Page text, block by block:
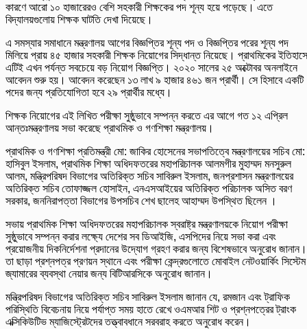
কারণে আরো ১০ হাজারেরও বেশি সহকারী শিক্ষকের পদ শূন্য হয়ে পড়েছে। এতে
বিদ্যালয়গুলোয় শিক্ষক ঘাটতি দেখা দিয়েছে।
এ সমস্যার সমাধানে মন্ত্রণালয় আগের বিজ্ঞপ্তির শূন্য পদ ও বিজ্ঞপ্তির পরের শূন্য পদ
মিলিয়ে প্রায় ৪৫ হাজার সহকারী শিক্ষক নিয়োগের সিদ্ধান্ত নিয়েছে। প্রাথমিকের ইতিহাসে
এটিই এখন পর্যন্ত সবচেয়ে বড় নিয়োগ বিজ্ঞপ্তি। ২০২০ সালের ২৫ অক্টোবর অনলাইনে
আবেদন শুরু হয়। আবেদন করেছেন ১৩ লাখ ৯ হাজার ৪৬১ জন প্রার্থী। সে হিসাবে একটি
পদের জন্য প্রতিযোগিতা হবে ২৯ প্রার্থীর মধ্যে।
শিক্ষক নিয়োগের এই লিখিত পরীক্ষা সুষ্ঠুভাবে সম্পন্ন করতে এর আগে গত ১২ এপ্রিল
আন্তঃমন্ত্রণালয় সভা করেছে প্রাথমিক ও গণশিক্ষা মন্ত্রণালয়।
প্রাথমিক ও গণশিক্ষা প্রতিমন্ত্রী মো: জাকির হোসেনের সভাপতিত্বে মন্ত্রণালয়ের সচিব মো:
হাসিবুল ইসলাম, প্রাথমিক শিক্ষা অধিদফতরের মহাপরিচালক আলমগীর মুহাম্মদ মনসুরুল
আলম, মন্ত্রিপরিষদ বিভাগের অতিরিক্ত সচিব সাবিরুল ইসলাম, জনপ্রশাসন মন্ত্রণালয়ের
অতিরিক্ত সচিব তোফাজ্জল হোসাইন, এনএসআইয়ের অতিরিক্ত পরিচালক অসিত বরণ
সরকার, জননিরাপত্তা বিভাগের উপসচিব শেখ ছালেহ আহাম্মদ উপস্থিত ছিলেন ।
সভায় প্রাথমিক শিক্ষা অধিদফতরের মহাপরিচালক স্বরাষ্ট্র মন্ত্রণালয়কে নিয়োগ পরীক্ষা
সুষ্ঠুভাবে সম্পন্ন করার লক্ষ্যে দেশের সব ডিআইজি, এসপিদের নিয়ে সভা করা এবং
প্রয়োজনীয় দিকনির্দেশনা প্রদানের উদ্যোগ গ্রহণ করার জন্য বিশেষভাবে অনুরোধ জানান।
তা ছাড়া প্রশ্নপত্র প্রণয়ন স্থানে এবং পরীক্ষা কেন্দ্রগুলোতে মোবাইল নেটওয়ার্কিং সিস্টেম
জ্যামারের ব্যবস্থা নেয়ার জন্য বিটিআরসিকে অনুরোধ জানান।
মন্ত্রিপরিষদ বিভাগের অতিরিক্ত সচিব সাবিরুল ইসলাম জানান যে, রমজান এবং ট্রাফিক
পরিস্থিতি বিবেচনায় নিয়ে পর্যাপ্ত সময় হাতে রেখে ওএমআর শিট ও প্রশ্নপত্রের ট্রাংক
এক্সিকিউটিভ ম্যাজিস্ট্রেটদের তত্ত্বাবধানে সরবরাহ করতে অনুরোধ করেন।